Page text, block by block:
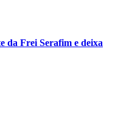
da Frei Serafim e deixa